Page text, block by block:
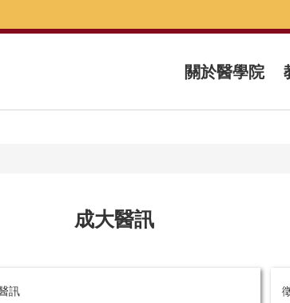
關於醫學院
成大醫訊
訊